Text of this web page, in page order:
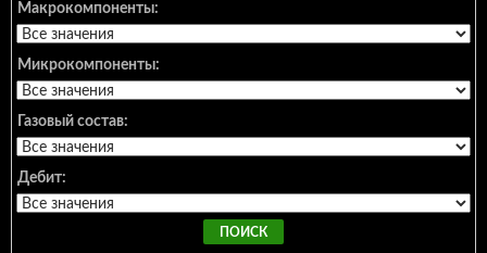
Макрокомпоненты:
Микрокомпоненты:
Газовый состав:
Дебит: